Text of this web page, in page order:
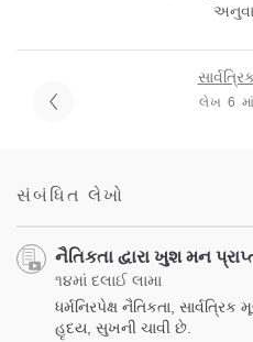
લેખ 6
સંબંધિત લેખો
નૈતિકતા દ્વારા ખુશ મન
૧૪માં દલાઈ લામા
ધર્મનિરપેક્ષ નૈતિકતા,
હૃદય, સુખની ચાવી છે.